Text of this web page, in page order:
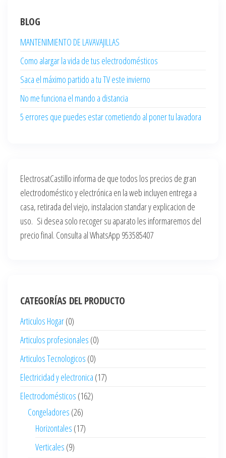
BLOG
MANTENIMIENTO DE LAVAVAJILLAS
Como alargar la vida de tus electrodomésticos
Saca el máximo partido a tu TV este invierno
No me funciona el mando a distancia
5 errores que puedes estar cometiendo al poner tu lavadora
ElectrosatCastillo informa de que todos los precios de gran
electrodoméstico y electrónica en la web incluyen entrega a
casa, retirada del viejo, instalacion standar y explicacion de
uso. Si desea solo recoger su aparato les informaremos del
precio final. Consulta al WhatsApp 953585407
CATEGORÍAS DEL PRODUCTO
Articulos Hogar(0)
Articulos profesionales (0)
Articulos Tecnologicos (0)
Electricidad y electronica (17)
Electrodomésticos (162)
Congeladores (26)
Horizontales (17)
Verticales (9)